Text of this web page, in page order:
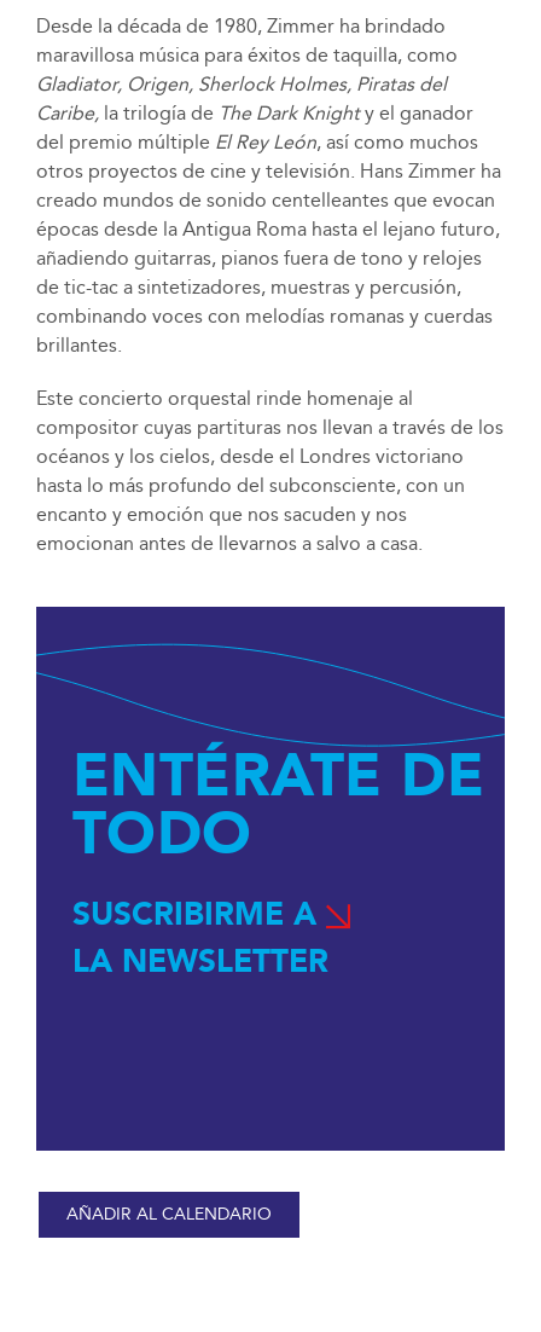
Desde la década de 1980, Zimmer ha brindado
maravillosa música para éxitos de taquilla, como
Gladiator, Origen, Sherlock Holmes, Piratas del
Caribe,la trilogía de The Dark Knighty el ganador
del premio múltiple El Rey León, así como muchos
otros proyectos de cine y televisión. Hans Zimmer ha
creado mundos de sonido centelleantes que evocan
épocas desde la Antigua Roma hasta el lejano futuro,
añadiendo guitarras, pianos fuera de tono y relojes
de tic-tac a sintetizadores, muestras y percusión,
combinando voces con melodías romanas y cuerdas
brillantes.
Este concierto orquestal rinde homenaje al
compositor cuyas partituras nos llevan a través de los
océanos y los cielos, desde el Londres victoriano
hasta lo más profundo del subconsciente, con un
encanto y emoción que nos sacuden y nos
emocionan antes de llevarnos a salvo a casa.
ENTÉRATE DE
TODO
SUSCRIBIRME A
LA NEWSLETTER
AÑADIR AL CALENDARIO